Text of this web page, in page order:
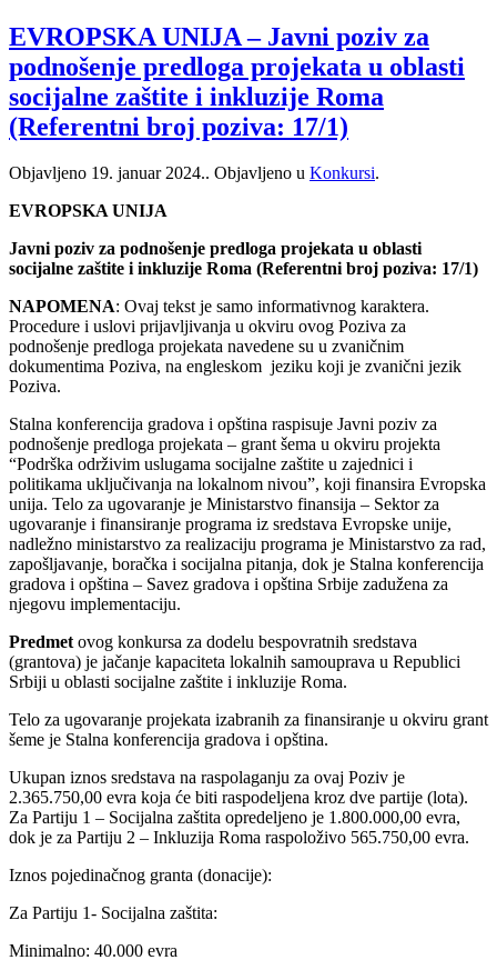
EVROPSKA UNIJA – Javni poziv za
podnošenje predloga projekata u oblasti
socijalne zaštite i inkluzije Roma
(Referentni broj poziva: 17/1)
Objavljeno 19. januar 2024.. Objavljeno u Konkursi.
EVROPSKA UNIJA
Javni poziv za podnošenje predloga projekata u oblasti
socijalne zaštite i inkluzije Roma (Referentni broj poziva: 17/1)
NAPOMENA: Ovaj tekst je samo informativnog karaktera.
Procedure i uslovi prijavljivanja u okviru ovog Poziva za
podnošenje predloga projekata navedene su u zvaničnim
dokumentima Poziva, na engleskom jeziku koji je zvanični jezik
Poziva.
Stalna konferencija gradova i opština raspisuje Javni poziv za
podnošenje predloga projekata – grant šema u okviru projekta
“Podrška održivim uslugama socijalne zaštite u zajednici i
politikama uključivanja na lokalnom nivou”, koji finansira Evropska
unija. Telo za ugovaranje je Ministarstvo finansija – Sektor za
ugovaranje i finansiranje programa iz sredstava Evropske unije,
nadležno ministarstvo za realizaciju programa je Ministarstvo za rad,
zapošljavanje, boračka i socijalna pitanja, dok je Stalna konferencija
gradova i opština – Savez gradova i opština Srbije zadužena za
njegovu implementaciju.
Predmetovog konkursa za dodelu bespovratnih sredstava
(grantova) je jačanje kapaciteta lokalnih samouprava u Republici
Srbiji u oblasti socijalne zaštite i inkluzije Roma.
Telo za ugovaranje projekata izabranih za finansiranje u okviru grant
šeme je Stalna konferencija gradova i opština.
Ukupan iznos sredstava na raspolaganju za ovaj Poziv je
2.365.750,00 evra koja će biti raspodeljena kroz dve partije (lota).
Za Partiju 1 – Socijalna zaštita opredeljeno je 1.800.000,00 evra,
dok je za Partiju 2 – Inkluzija Roma raspoloživo 565.750,00 evra.
Iznos pojedinačnog granta (donacije):
Za Partiju 1- Socijalna zaštita:
Minimalno: 40.000 evra